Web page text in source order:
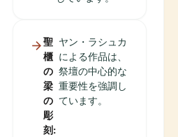
聖
櫃
の
梁
の
彫
刻:
ヤン・ラシュカ
による作品は、
祭壇の中心的な
重要性を強調し
ています。